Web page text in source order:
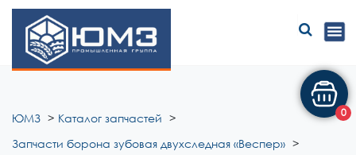
ЮМЗ
ЮМЗ
Каталог запчастей
Запчасти борона зубовая двухследная «Веспер»
0